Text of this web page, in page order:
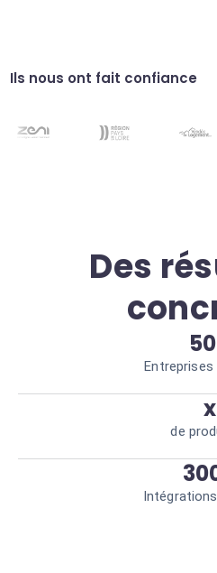
Analyse des
Décisions basées sur
Ils nous ont fait confiance
Des
de